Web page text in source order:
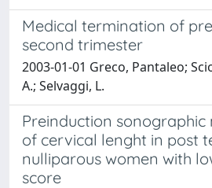
Medical termination of
second trimester
2003-01-01 Greco, Pantaleo;
A.; Selvaggi, L.
Preinduction sonographic
of cervical lenght in post
nulliparous women with
score